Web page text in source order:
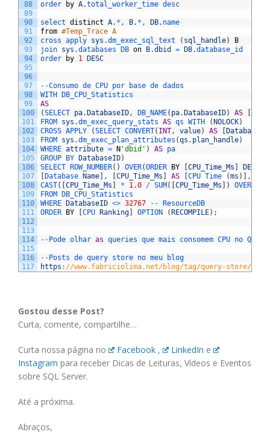
88
89
90
91
92
93
94
95
96
97
98
99
100
101
102
103
104
105
106
107
108
109
110
111
112
113
114
115
116
117
order
by A.total_worker_time desc
select distinct A. * , B. * , DB. name
from #Temp_Trace A
cross apply sys .dm_exec_sql_text ( sql_handle)
B
join sys .databases DB on B.dbid = DB.database_id
order
by 1 DESC
--Consumo de CPU por base de dados
WITH DB_CPU_Statistics
AS
(SELECT pa.DatabaseID , DB_NAME( pa.DatabaseID) AS [
FROM sys .dm_exec_query_stats AS qs WITH (NOLOCK)
CROSS APPLY (SELECT CONVERT( INT , value) AS [DatabaseID
FROM sys .dm_exec_plan_attributes (qs . plan_handle)
WHERE attribute = N 'dbid' ) AS pa
GROUP BY DatabaseID)
SELECT ROW_NUMBER( ) OVER(ORDER BY [CPU_Time_Ms ] DESC
[Database Name] , [CPU_Time_Ms ] AS [CPU Time (ms ) ] ,
CAST( [CPU_Time_Ms ] * 1.0 / SUM( [CPU_Time_Ms ] ) OVER
FROM DB_CPU_Statistics
WHERE DatabaseID <> 32767 -- ResourceDB
ORDER BY [CPU Ranking] OPTION (RECOMPILE) ;
--Pode olhar as queries que mais consomem CPU no
--Posts de query store no meu
blog
https : //www.fabriciolima.net/blog/tag/query-store/
Gostou desse Post?
Curta, comente, compartilhe…
Curta nossa página no Facebook , LinkedIn e
Instagram para receber Dicas de Leituras, Vídeos e Eventos
sobre SQL Server.
Até a próxima.
Abraços,